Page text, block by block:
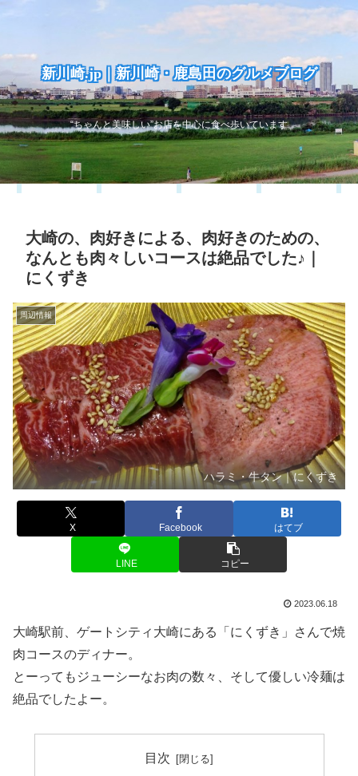
新川崎.jp｜新川崎・鹿島田のグルメブログ
“ちゃんと美味しい”お店を中心に食べ歩いています
大崎の、肉好きによる、肉好きのための、
なんとも肉々しいコースは絶品でした♪｜
にくずき
周辺情報
ハラミ・牛タン｜にくずき
X Facebook はてブ
LINE コピー
2023.06.18
大崎駅前、ゲートシティ大崎にある「にくずき」さんで焼
肉コースのディナー。
とーってもジューシーなお肉の数々、そして優しい冷麺は
絶品でしたよー。
目次